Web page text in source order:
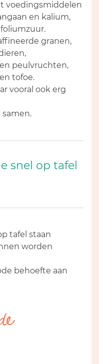
voedingsmiddelen
en kalium,
granen,
peulvruchten,
tofoe.
vooral ook erg
snel op tafel
tafel staan
worden
behoefte aan